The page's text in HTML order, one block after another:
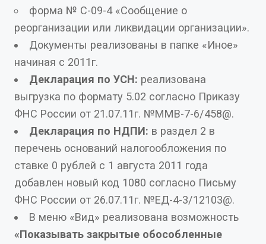
форма № С-09-4 «Сообщение о
реорганизации или ликвидации организации».
Документы реализованы в папке «Иное»
начиная с 2011г.
Декларация по УСН: реализована
выгрузка по формату 5.02 согласно Приказу
ФНС России от 21.07.11г. №ММВ-7-6/458@.
Декларация по НДПИ: в раздел 2 в
перечень оснований налогообложения по
ставке 0 рублей с 1 августа 2011 года
добавлен новый код 1080 согласно Письму
ФНС России от 26.07.11г. №ЕД-4-3/12103@.
В меню «Вид» реализована возможность
«Показывать закрытые обособленные